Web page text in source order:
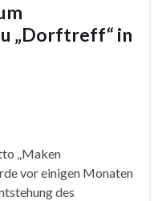
„Dorftreff“ in
„Maken
vor einigen Monaten
des